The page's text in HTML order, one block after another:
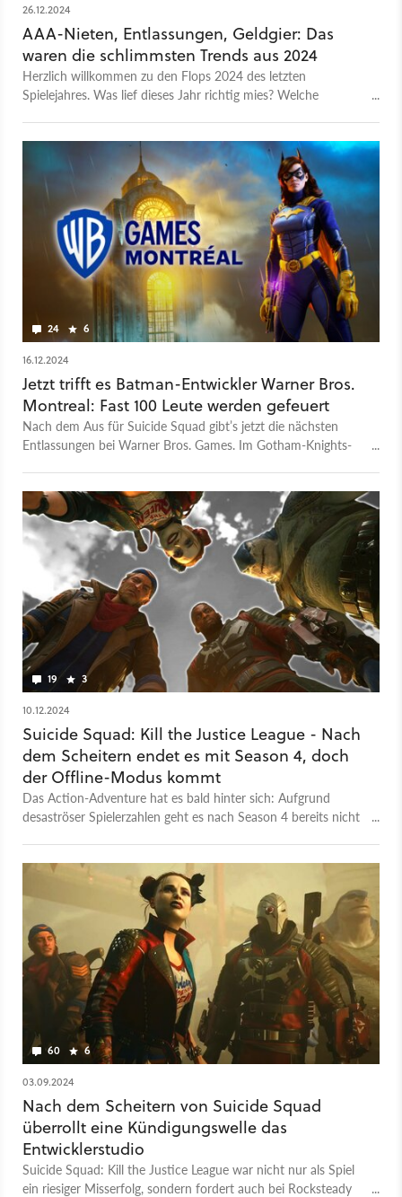
26.12.2024
AAA-Nieten, Entlassungen, Geldgier: Das
waren die schlimmsten Trends aus 2024
Herzlich willkommen zu den Flops 2024 des letzten
Spielejahres. Was lief dieses Jahr richtig mies? Welche
Zukunft bangen? Keine Sorge: Die Tops 2024 kriegen ihr
eigenes Video, davon gab es definitiv genug. Aber wir müssen
auch ansprechen, was nicht so gut lief. Und davon gibt es
leider genug für ein ganzes Video.
24 6
16.12.2024
Jetzt trifft es Batman-Entwickler Warner Bros.
Montreal: Fast 100 Leute werden gefeuert
Nach dem Aus für Suicide Squad gibt’s jetzt die nächsten
Entlassungen bei Warner Bros. Games. Im Gotham-Knights-
19 3
10.12.2024
Suicide Squad: Kill the Justice League - Nach
dem Scheitern endet es mit Season 4, doch
der Offline-Modus kommt
Das Action-Adventure hat es bald hinter sich: Aufgrund
desaströser Spielerzahlen geht es nach Season 4 bereits nicht
60 6
03.09.2024
Nach dem Scheitern von Suicide Squad
überrollt eine Kündigungswelle das
Entwicklerstudio
Suicide Squad: Kill the Justice League war nicht nur als Spiel
ein riesiger Misserfolg, sondern fordert auch bei Rocksteady